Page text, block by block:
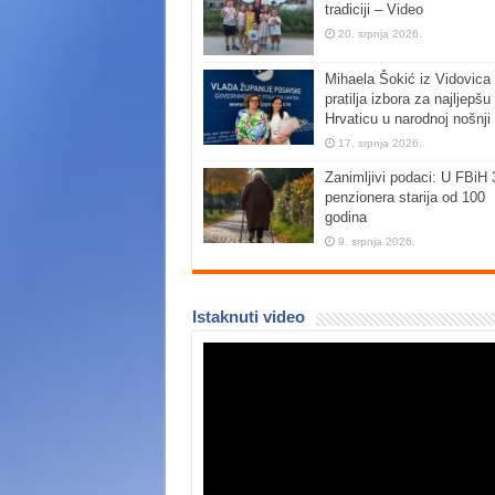
tradiciji – Video
20. srpnja 2026.
Mihaela Šokić iz Vidovica
pratilja izbora za najljepšu
Hrvaticu u narodnoj nošnji
17. srpnja 2026.
Zanimljivi podaci: U FBiH
penzionera starija od 100
godina
9. srpnja 2026.
Istaknuti video